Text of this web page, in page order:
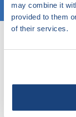
may combine it
provided to them
of their services.
Bent u